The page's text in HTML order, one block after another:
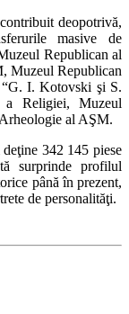
deopotrivă,
masive de
Republican al
Muzeul Republican
I. Kotovski şi S.
Religiei, Muzeul
al AŞM.
342 145 piese
surprinde profilul
până în prezent,
de personalităţi.